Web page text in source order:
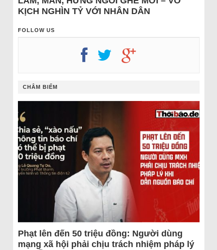
KỊCH NGHÌN TỶ VỚI NHÂN DÂN
FOLLOW US
CHÂM BIẾM
Phạt lên đến 50 triệu đồng: Người dùng
mạng xã hội phải chịu trách nhiệm pháp lý